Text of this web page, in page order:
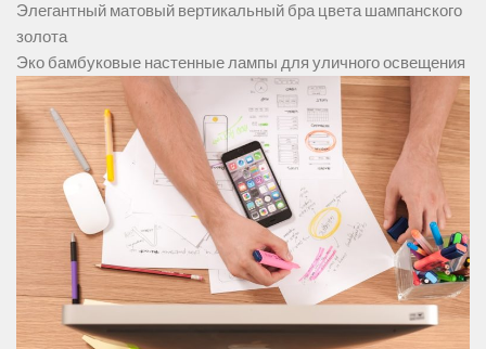
Элегантный матовый вертикальный бра цвета шампанского
золота
Эко бамбуковые настенные лампы для уличного освещения